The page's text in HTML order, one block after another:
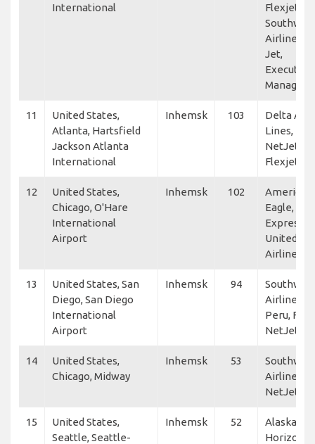
International
Flexjet,
Airlines,
Jet,
11
United States,
Atlanta, Hartsfield
Jackson Atlanta
International
Inhemsk 103
Delta Air
Lines,
NetJets,
Flexjet
12
United States,
Chicago, O'Hare
International
Airport
Inhemsk 102
American
Eagle,
Express,
United
Airlines
13
United States, San
Diego, San Diego
International
Airport
Inhemsk 94
Airlines,
Peru,
NetJets
14
United States,
Chicago, Midway
Inhemsk 53
Airlines,
NetJets
15
United States,
Seattle, Seattle-
Inhemsk 52
Alaska
Horizon,